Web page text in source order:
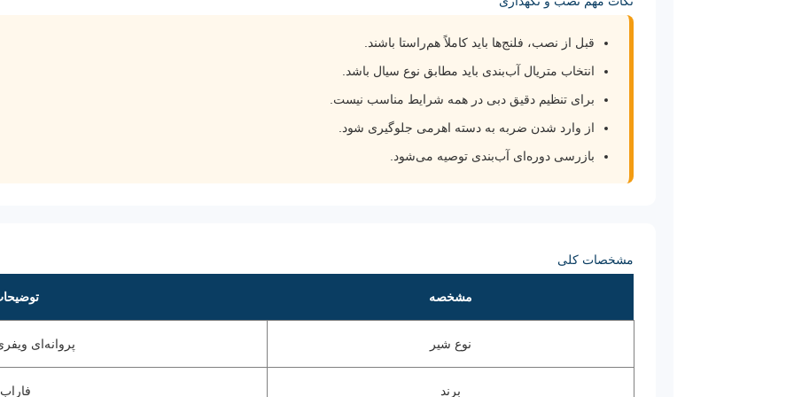
قبل از نصب، فلنج‌ها باید کاملاً هم‌راستا باشند.
انتخاب متریال آب‌بندی باید مطابق نوع سیال باشد.
برای تنظیم دقیق دبی در همه شرایط مناسب نیست.
از وارد شدن ضربه به دسته اهرمی جلوگیری شود.
بازرسی دوره‌ای آب‌بندی توصیه می‌شود.
مشخصات کلی
مشخصه
نوع شیر پروانه‌ای
برند فاراب